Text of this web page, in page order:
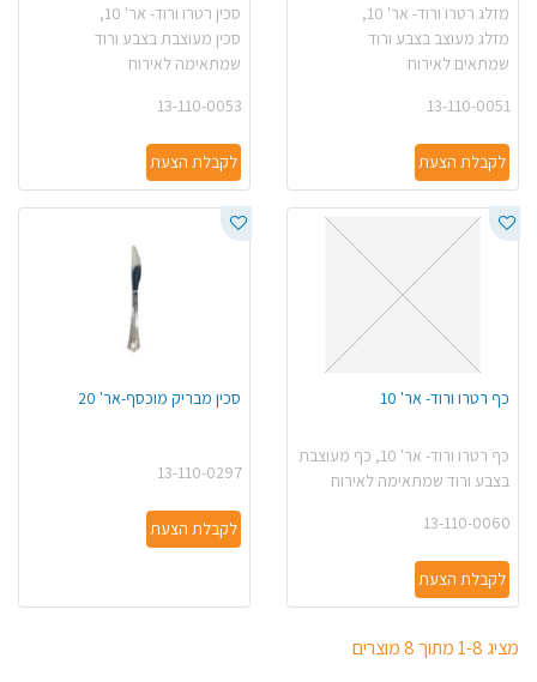
מזלג רטרו ורוד- אר' 10,
מזלג מעוצב בצבע ורוד
שמתאים לאירוח
13-110-0051
לקבלת הצעת
סכין רטרו ורוד- אר' 10,
סכין מעוצבת בצבע ורוד
שמתאימה לאירוח
13-110-0053
לקבלת הצעת
כף רטרו ורוד- אר' 10
כף רטרו ורוד- אר' 10, כף מעוצבת
בצבע ורוד שמתאימה לאירוח
13-110-0060
לקבלת הצעת
סכין מבריק מוכסף-אר' 20
13-110-0297
לקבלת הצעת
מציג 1-8 מתוך 8 מוצרים